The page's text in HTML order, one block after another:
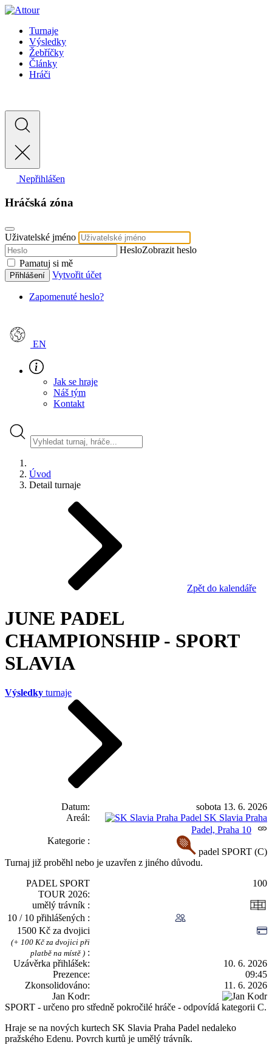
Turnaje
Výsledky
Žebříčky
Články
Hráči
Nepřihlášen
Hráčská zóna
Uživatelské jméno
HesloZobrazit heslo
Pamatuj si mě
Přihlášení Vytvořit účet
Zapomenuté heslo?
EN
Jak se hraje
Náš tým
Kontakt
Úvod
Detail turnaje
Zpět do kalendáře
JUNE PADEL
CHAMPIONSHIP - SPORT
SLAVIA
Výsledky turnaje
Datum
sobota 13. 6. 2026
Areál
SK Slavia Praha
Padel, Praha 10
Kategorie
padel SPORT (C)
Turnaj již proběhl nebo je uzavřen z jiného důvodu.
PADEL SPORT
TOUR 2026
100
umělý trávník
10 / 10 přihlášených
1500 Kč za dvojici
(+ 100 Kč za dvojici při
platbě na místě )
Uzávěrka přihlášek
10. 6. 2026
Prezence
09:45
Zkonsolidováno
11. 6. 2026
Jan Kodr
SPORT - určeno pro středně pokročilé hráče - odpovídá kategorii C.
Hraje se na nových kurtech SK Slavia Praha Padel nedaleko
pražského Edenu. Povrch kurtů je umělý trávník.